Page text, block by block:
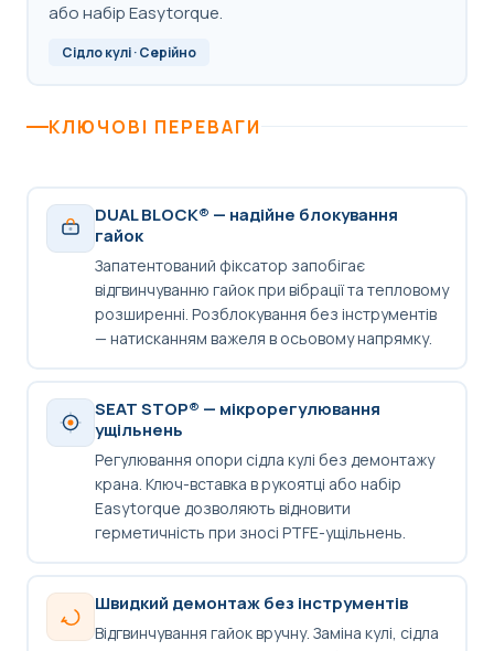
або набір Easytorque.
Сідло кулі · Серійно
КЛЮЧОВІ ПЕРЕВАГИ
DUAL BLOCK® — надійне блокування
гайок
Запатентований фіксатор запобігає
відгвинчуванню гайок при вібрації та тепловому
розширенні. Розблокування без інструментів
— натисканням важеля в осьовому напрямку.
SEAT STOP® — мікрорегулювання
ущільнень
Регулювання опори сідла кулі без демонтажу
крана. Ключ-вставка в рукоятці або набір
Easytorque дозволяють відновити
герметичність при зносі PTFE-ущільнень.
Швидкий демонтаж без інструментів
Відгвинчування гайок вручну. Заміна кулі, сідла